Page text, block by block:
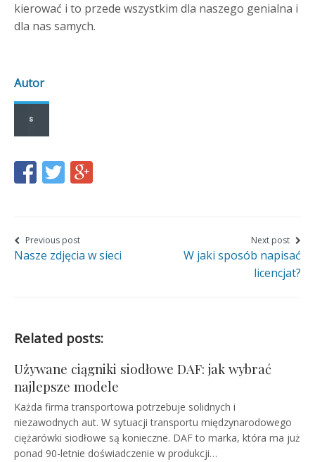
kierować i to przede wszystkim dla naszego genialna i
dla nas samych.
Autor
Share
on
Facebook
Share
on
Twitter
Share
on
Google+
Nawigacja
wpisu
Previous post
Nasze zdjęcia w sieci
Next post
W jaki sposób napisać
licencjat?
Related posts:
Używane ciągniki siodłowe DAF: jak wybrać
najlepsze modele
Każda firma transportowa potrzebuje solidnych i
niezawodnych aut. W sytuacji transportu międzynarodowego
ciężarówki siodłowe są konieczne. DAF to marka, która ma już
ponad 90-letnie doświadczenie w produkcji…